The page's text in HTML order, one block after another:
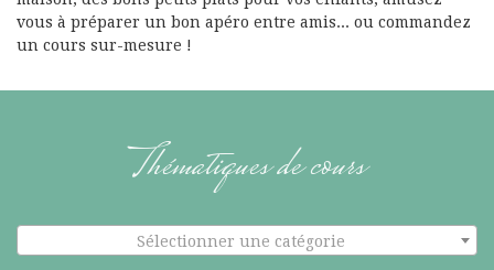
vous à préparer un bon apéro entre amis... ou commandez
un cours sur-mesure !
Thématiques de cours
Sélectionner une catégorie